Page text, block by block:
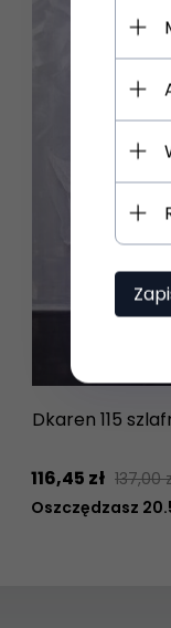
Dkaren 115
116,45 zł 137,00
Oszczędzasz